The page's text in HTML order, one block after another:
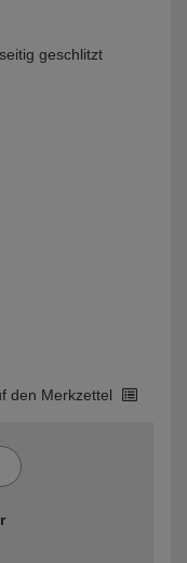
geschlitzt
den Merkzettel